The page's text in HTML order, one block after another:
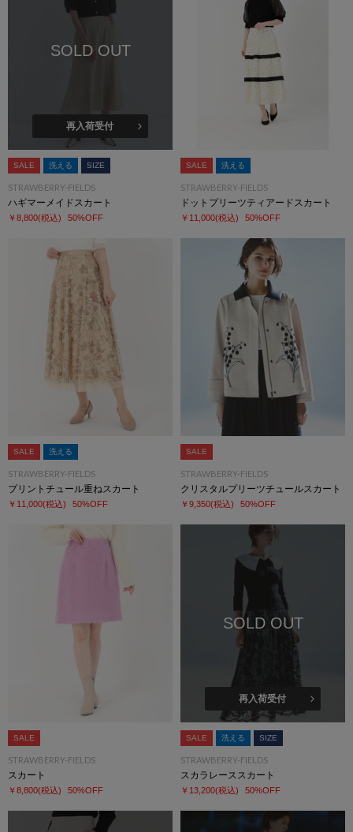
SOLD OUT
再入荷受付
SALE 洗える SIZE
STRAWBERRY-FIELDS
ハギマーメイドスカート
￥8,800(税込) 50%OFF
SALE 洗える
STRAWBERRY-FIELDS
ドットプリーツティアードスカート
￥11,000(税込) 50%OFF
SALE 洗える
STRAWBERRY-FIELDS
プリントチュール重ねスカート
￥11,000(税込) 50%OFF
SALE
STRAWBERRY-FIELDS
クリスタルプリーツチュールスカート
￥9,350(税込) 50%OFF
SALE
STRAWBERRY-FIELDS
スカート
￥8,800(税込) 50%OFF
SOLD OUT
再入荷受付
SALE 洗える SIZE
STRAWBERRY-FIELDS
スカラレーススカート
￥13,200(税込) 50%OFF